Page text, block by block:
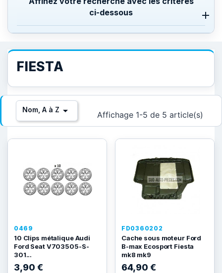
ci-dessous
FIESTA
Nom, A à Z  Affichage 1-5 de 5 article(s)
0469
10 Clips métalique Audi
Ford Seat V703505-S-
301...
3,90 €
FD0360202
Cache sous moteur Ford
B-max Ecosport Fiesta
mk8 mk9
64,90 €